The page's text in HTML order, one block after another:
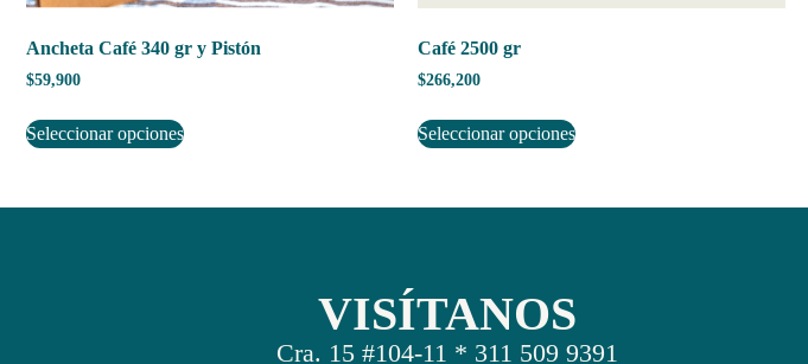
Ancheta Café 340 gr y Pistón
$59,900
Seleccionar opciones
Café 2500 gr
$266,200
Seleccionar opciones
VISÍTANOS
Cra. 15 #104-11 * 311 509 9391